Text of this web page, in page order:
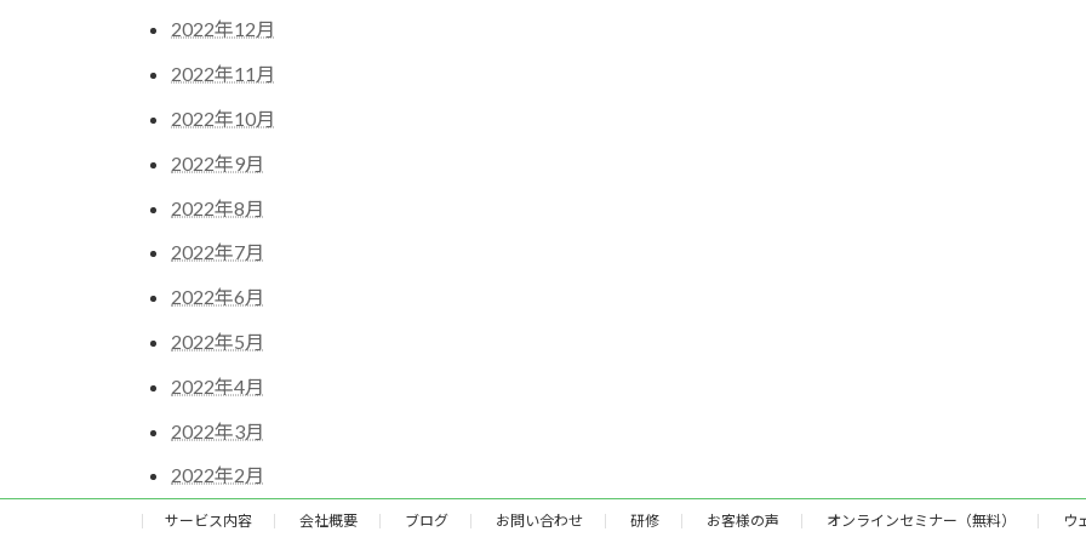
2022年12月
2022年11月
2022年10月
2022年9月
2022年8月
2022年7月
2022年6月
2022年5月
2022年4月
2022年3月
2022年2月
サービス内容 会社概要 ブログ お問い合わせ 研修 お客様の声 オンラインセミナー（無料） ウ